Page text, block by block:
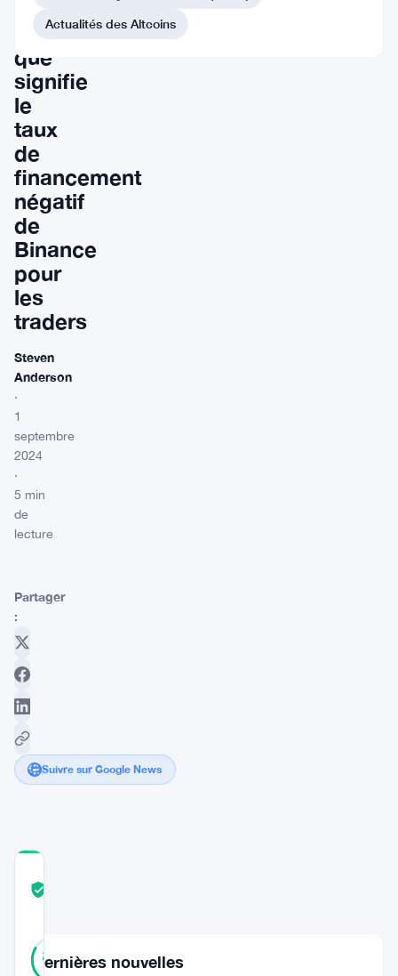
que
signifie
le
taux
de
financement
négatif
de
Binance
pour
les
traders
Steven
Anderson
·
1
septembre
2024
·
5 min
de
lecture
Partager
:
Suivre sur Google News
83%
Actualités des Altcoins
Dernières nouvelles